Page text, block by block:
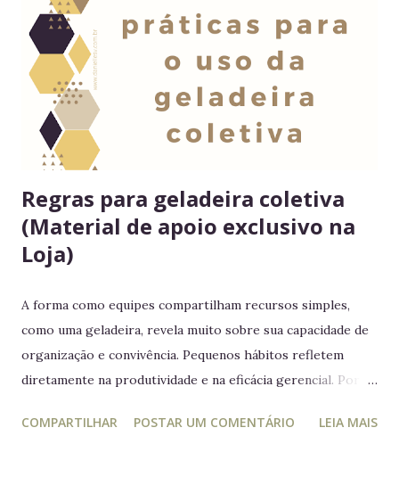
Regras para geladeira coletiva
(Material de apoio exclusivo na
Loja)
A forma como equipes compartilham recursos simples,
como uma geladeira, revela muito sobre sua capacidade de
organização e convivência. Pequenos hábitos refletem
diretamente na produtividade e na eficácia gerencial. Por
da educação estratégica e gerencial : respeito ao espaço
COMPARTILHAR POSTAR UM COMENTÁRIO LEIA MAIS